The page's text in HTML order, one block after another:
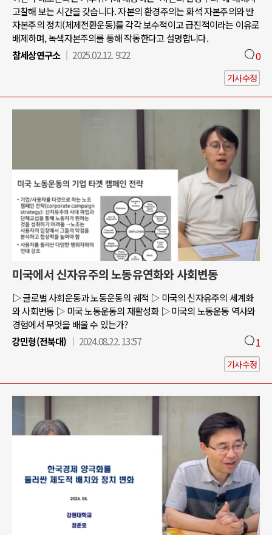
고찰해 보는 시간을 갖습니다. 자본의 환경주의는 화석 자본주의와 반
자본주의 정치(체제전환운동)를 각각 보수적이고 급진적이라는 이유로
배제하며, 녹색자본주의를 통해 작동한다고 설명합니다.
참세상연구소
2025.02.12. 9:22 0
기사수정
미국에서 신자유주의 노동유연화와 사회변동
▷ 글로벌 사회운동과 노동운동의 궤적 ▷ 미국의 신자유주의 세계화
와 사회변동 ▷ 미국 노동운동의 재활성화 ▷ 미국의 노동운동 역사와
경험에서 무엇을 배울 수 있는가?
강민형(전북대)
2024.08.22. 13:57 1
기사수정